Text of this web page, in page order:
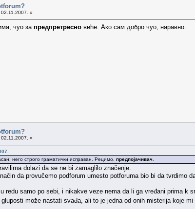
»
чуо за предпретресно веће. Ако сам добро чуо, наравно.
»
него строго граматички исправан. Рецимо, предпојачивач
dolazi da se ne bi zamaglilo značenje.
da provučemo podforum umesto potforuma bio bi da tvrdimo
redu samo po sebi, i nikakve veze nema da li ga vređani prima k
može nastati svađa, ali to je jedna od onih misterija koje mi